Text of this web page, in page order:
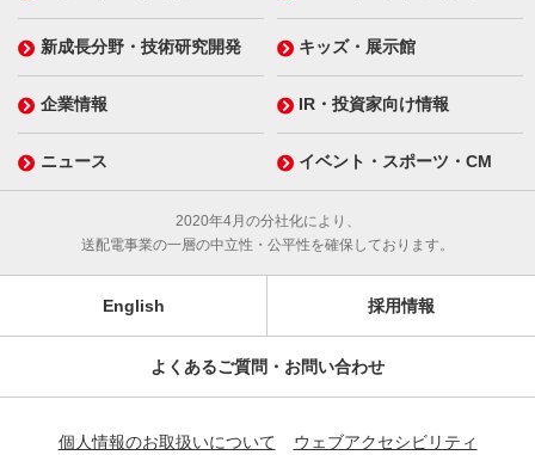
新成長分野・技術研究開発 キッズ・展示館
企業情報 IR・投資家向け情報
ニュース イベント・スポーツ・CM
2020年4月の分社化により、
送配電事業の一層の中立性・公平性を確保しております。
English 採用情報
よくあるご質問・お問い合わせ
個人情報のお取扱いについて ウェブアクセシビリティ